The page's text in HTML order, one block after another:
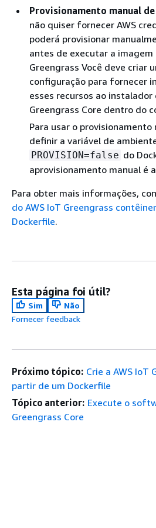
Provisionamento manual
não quiser fornecer AWS
poderá provisionar
antes de executar a imagem
Greengrass Você deve criar
configuração para fornecer
esses recursos ao
Greengrass Core dentro do
Para usar o provisionamento
definir a variável de
PROVISION=false do
aprovisionamento manual é
Para obter mais informações,
do AWS IoT Greengrass
Dockerfile.
Esta página foi útil?
Sim
Não
Fornecer feedback
Próximo tópico: Crie a AWS IoT
partir de um Dockerfile
Tópico anterior: Execute o
Greengrass Core